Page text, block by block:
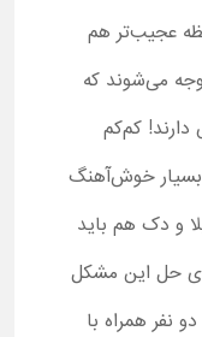
عجیب‌تر هم
می‌شوند که
کم‌کم
خوش‌آهنگ
و دک هم باید
حل این مشکل
نفر همراه با